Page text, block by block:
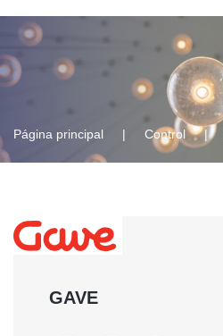
Página principal Control
GAVE